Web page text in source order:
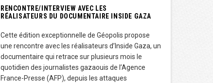
RENCONTRE/INTERVIEW AVEC LES
RÉALISATEURS DU DOCUMENTAIRE INSIDE GAZA
Cette édition exceptionnelle de Géopolis propose
une rencontre avec les réalisateurs d’Inside Gaza, un
documentaire qui retrace sur plusieurs mois le
quotidien des journalistes gazaouis de l’Agence
France-Presse (AFP), depuis les attaques